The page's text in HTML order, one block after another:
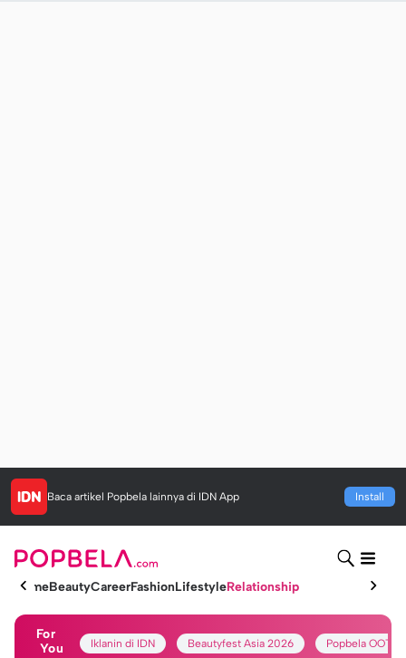
Baca artikel Popbela lainnya di IDN App Install
HomeBeautyCareerFashionLifestyleRelationship
For
You
Iklanin di IDN Beautyfest Asia 2026 Popbela OOTD